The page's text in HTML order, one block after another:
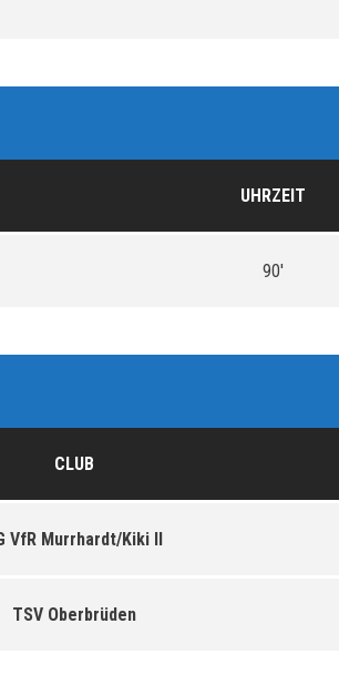
UHRZEIT
90'
CLUB
VfR Murrhardt/Kiki II
TSV Oberbrüden